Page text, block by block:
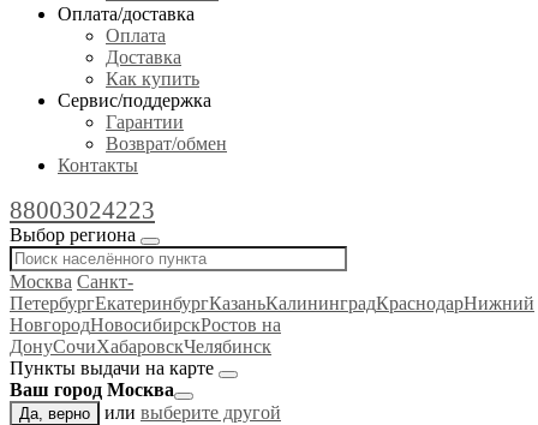
Оплата/доставка
Оплата
Доставка
Как купить
Сервис/поддержка
Гарантии
Возврат/обмен
Контакты
88003024223
Выбор региона
Москва Санкт-
ПетербургЕкатеринбургКазаньКалининградКраснодарНижний
НовгородНовосибирскРостов на
ДонуСочиХабаровскЧелябинск
Пункты выдачи на карте
Ваш город Москва
Да, верно или выберите другой